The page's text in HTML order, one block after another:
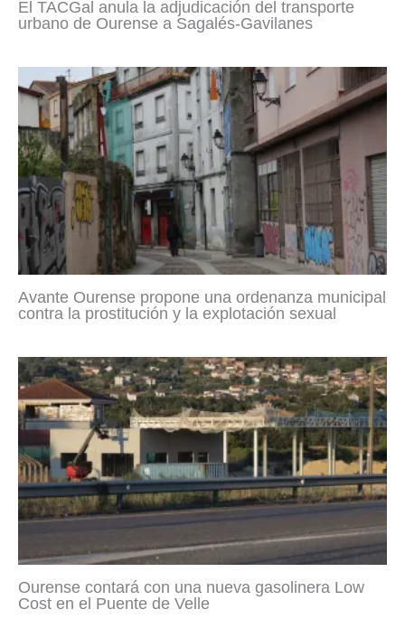
El TACGal anula la adjudicación del transporte
urbano de Ourense a Sagalés-Gavilanes
Avante Ourense propone una ordenanza municipal
contra la prostitución y la explotación sexual
Ourense contará con una nueva gasolinera Low
Cost en el Puente de Velle